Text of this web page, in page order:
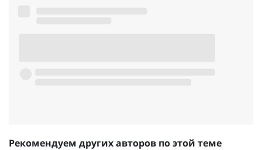
Рекомендуем других авторов по этой теме